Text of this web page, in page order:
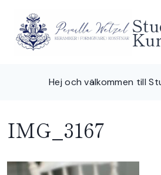
content
Hej och välkommen till
IMG_3167